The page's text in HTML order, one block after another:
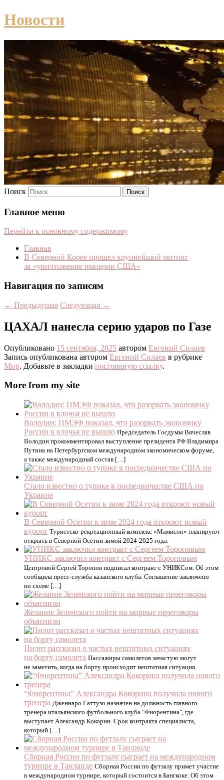
Новости
Поиск
Главное меню
Перейти к основному содержимому
Главная
В Северной Корее прошел крупнейший митинг
за «уничтожение империи США»
Навигация по записям
← Предыдущая Следующая →
ЦАХАЛ нанесла серию ударов по Газе
Опубликовано 15 сентября, 2025 автором Евгений Силаев
Запись опубликована автором Евгений Силаев в рубрике
Мир. Добавьте в закладки постоянную ссылку.
More from my site
Володин: ПМЭФ показал, что разорвать экономику
России в клочья не вышло Председатель Госдумы Вячеслав
Володин прокомментировал выступление президента РФ Владимира
Путина на Петербургском международном экономическом форуме,
а также международный состав […]
Стало известно о тупике в посредничестве США по
Украине
В Северной Осетии к зиме 2024 года откроют новый
курорт Туристско-рекреационный комплекс «Мамисон» планируют
открыть в Северной Осетии зимой 2024-2025 года.
УНИКС заключил контракт с Сергеем Тороповым
Центровой Сергей Торопов подписал контракт с УНИКСом. Об этом
сообщила пресс-служба казанского клуба. Соглашение заключено
по схеме […]
Желание Зеленского пойти на мирные переговоры
объяснили
Пилот рассказал о частых нештатных ситуациях
на борту самолета Пассажиры самолетов зачастую могут
не заметить, когда на борту происходит нештатная ситуация.
“Фиорентина” Александра Кокорина получила нового
тренера Дженнаро Гаттузо назначен на должность главного
тренера итальянского футбольного клуба "Фиорентина", где
выступает Александр Кокорин. Срок контракта специалиста,
который […]
Сборная России по футзалу сыграет на международном
турнире в Таиланде Сборная России по футзалу примет участие
в международном турнире, который состоится в Бангкоке. Об этом